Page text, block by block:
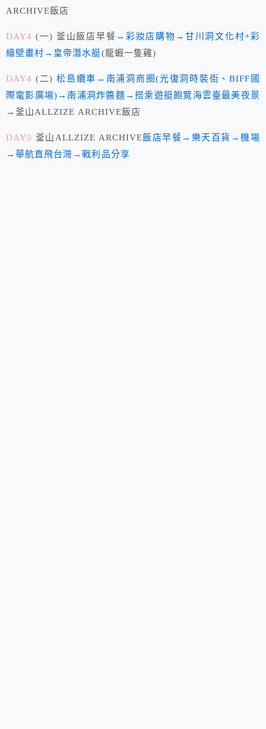
ARCHIVE飯店
DAY4 (一) 釜山飯店早餐→ 彩妝店購物→甘川洞文化村+彩
繪壁畫村→皇帝潛水艇(龍蝦一隻雞)
DAY4 (二)松島纜車→南浦洞商圈(光復洞時裝街、BIFF國
際電影廣場)→南浦洞炸醬麵→搭乘遊艇飽覽海雲臺最美夜景
→釜山ALLZIZE ARCHIVE飯店
DAY5 釜山ALLZIZE ARCHIVE飯店早餐→樂天百貨→機場
→華航直飛台灣→戰利品分享